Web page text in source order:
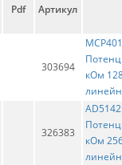
Pdf Артикул
303694
кОм
326383
кОм